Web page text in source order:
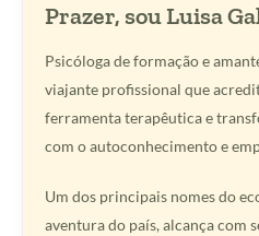
Prazer, sou Luisa
Psicóloga de formação e
viajante profissional que
ferramenta terapêutica e
com o autoconhecimento e
Um dos principais nomes do
aventura do país, alcança com